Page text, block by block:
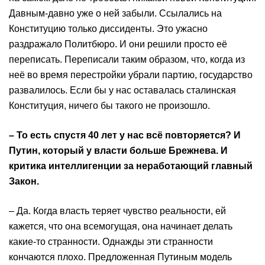
Давным-давно уже о ней забыли. Ссылались на
Конституцию только диссиденты. Это ужасно
раздражало Политбюро. И они решили просто её
переписать. Переписали таким образом, что, когда из
неё во время перестройки убрали партию, государство
развалилось. Если бы у нас оставалась сталинская
Конституция, ничего бы такого не произошло.
– То есть спустя 40 лет у нас всё повторяется? И
Путин, который у власти больше Брежнева. И
критика интеллигенции за неработающий главный
Закон.
– Да. Когда власть теряет чувство реальности, ей
кажется, что она всемогущая, она начинает делать
какие-то странности. Однажды эти странности
кончаются плохо. Предложенная Путиным модель